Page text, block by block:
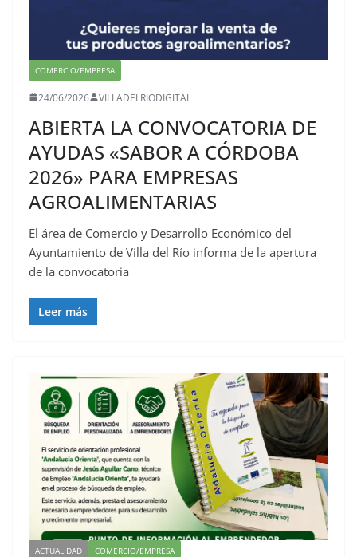
COMERCIO/EMPRESA
24/06/2026 VILLADELRIODIGITAL
ABIERTA LA CONVOCATORIA DE
AYUDAS «SABOR A CÓRDOBA
2026» PARA EMPRESAS
AGROALIMENTARIAS
El área de Comercio y Desarrollo Económico del
Ayuntamiento de Villa del Río informa de la apertura
de la convocatoria
Leer más
ACTUALIDAD COMERCIO/EMPRESA